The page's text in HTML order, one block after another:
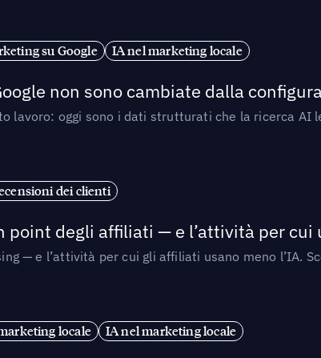
su Google IA nel marketing locale
non sono cambiate dalla
lavoro: oggi sono i dati strutturati che la ricerca AI
dei clienti
point degli affiliati — e l’attività per cui
— e l’attività per cui gli affiliati usano meno l’IA.
locale IA nel marketing locale